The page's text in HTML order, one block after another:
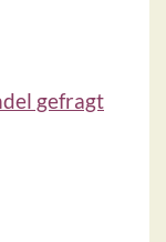
gefragt